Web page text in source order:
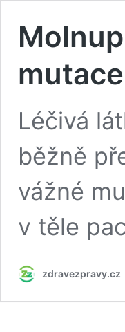
Léčivá
běžně
vážné
v těle
zdravezpravy.cz